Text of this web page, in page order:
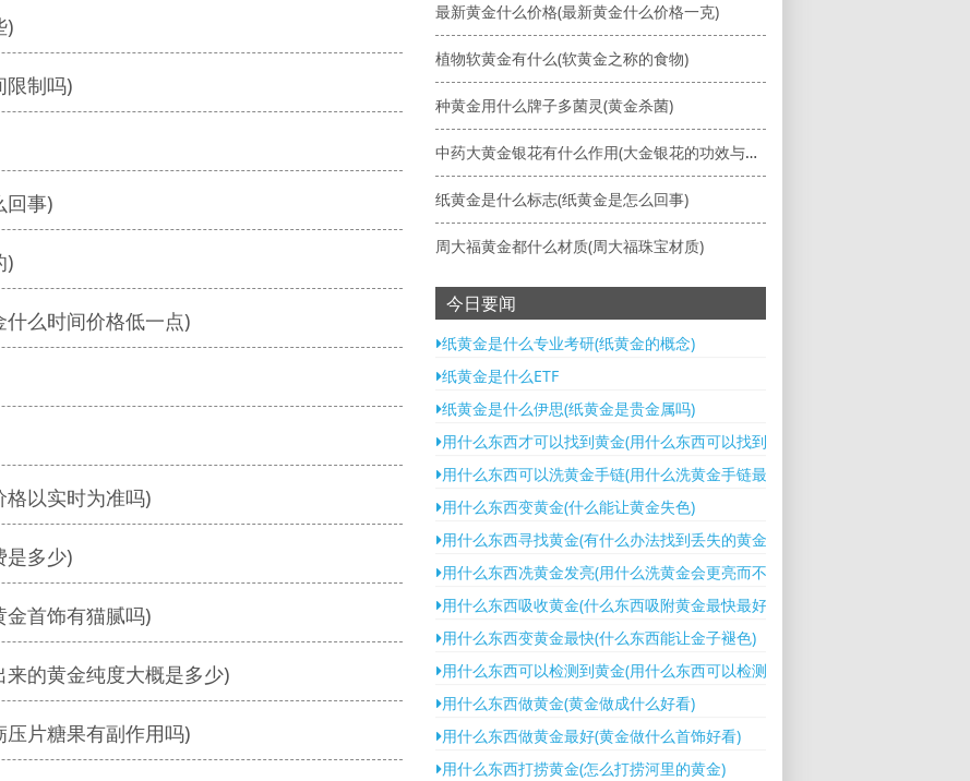
)
限制吗)
回事)
)
么时间价格低一点)
以实时为准吗)
是多少)
金首饰有猫腻吗)
的黄金纯度大概是多少)
片糖果有副作用吗)
最新黄金什么价格(最新黄金什么价格一克)
植物软黄金有什么(软黄金之称的食物)
种黄金用什么牌子多菌灵(黄金杀菌)
中药大黄金银花有什么作用(大金银花的功效与作用)
纸黄金是什么标志(纸黄金是怎么回事)
周大福黄金都什么材质(周大福珠宝材质)
今日要闻
纸黄金是什么专业考研(纸黄金的概念)
纸黄金是什么ETF
纸黄金是什么伊思(纸黄金是贵金属吗)
用什么东西才可以找到黄金(用什么东西可以找到黄金)
用什么东西可以洗黄金手链(用什么洗黄金手链最好)
用什么东西变黄金(什么能让黄金失色)
用什么东西寻找黄金(有什么办法找到丢失的黄金)
用什么东西冼黄金发亮(用什么洗黄金会更亮而不会损)
用什么东西吸收黄金(什么东西吸附黄金最快最好)
用什么东西变黄金最快(什么东西能让金子褪色)
用什么东西可以检测到黄金(用什么东西可以检测到黄金真假)
用什么东西做黄金(黄金做成什么好看)
用什么东西做黄金最好(黄金做什么首饰好看)
用什么东西打捞黄金(怎么打捞河里的黄金)